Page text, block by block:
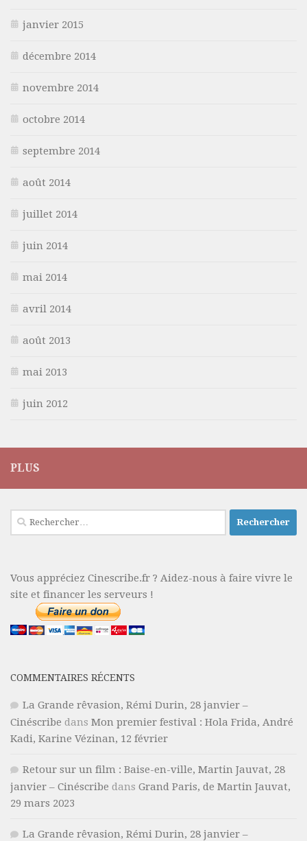
janvier 2015
décembre 2014
novembre 2014
octobre 2014
septembre 2014
août 2014
juillet 2014
juin 2014
mai 2014
avril 2014
août 2013
mai 2013
juin 2012
PLUS
Rechercher :
Vous appréciez Cinescribe.fr ? Aidez-nous à faire vivre le
site et financer les serveurs !
COMMENTAIRES RÉCENTS
La Grande rêvasion, Rémi Durin, 28 janvier –
Cinéscribe dans Mon premier festival : Hola Frida, André
Kadi, Karine Vézinan, 12 février
Retour sur un film : Baise-en-ville, Martin Jauvat, 28
janvier – Cinéscribe dans Grand Paris, de Martin Jauvat,
29 mars 2023
La Grande rêvasion, Rémi Durin, 28 janvier –